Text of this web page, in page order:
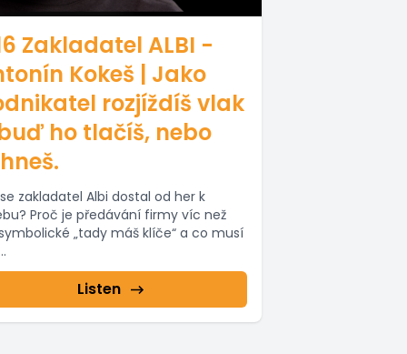
Zakladatel ALBI -
Kokeš | Jako
rozjíždíš vlak
ho tlačíš, nebo
zakladatel Albi dostal od her k
Proč je předávání firmy víc než
„tady máš klíče“ a co musí
Listen